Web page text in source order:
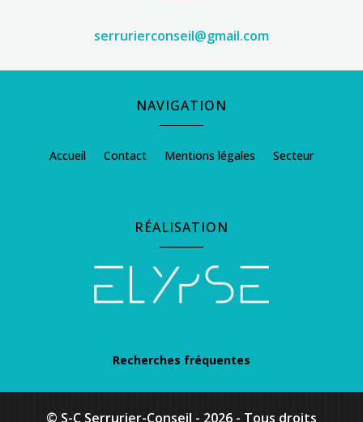
serrurierconseil@gmail.com
NAVIGATION
Accueil Contact Mentions légales Secteur
RÉALISATION
Recherches fréquentes
Ouverture de porte à Arcachon
© S-C Serrurier-Conseil - 2026 - Tous droits